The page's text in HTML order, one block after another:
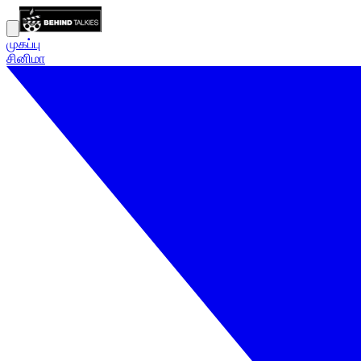
முகப்பு
சினிமா